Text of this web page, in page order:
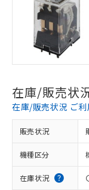
在庫/販売状
在庫/販売状況 ご利
販売状況
機種区分
在庫状況